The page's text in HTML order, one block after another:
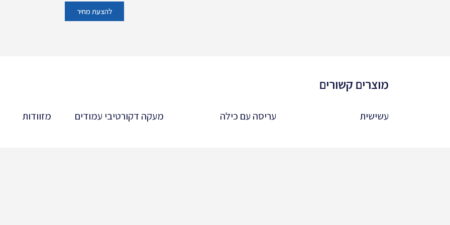
להצעת מחיר
מוצרים קשורים
עשישית עריסה עם כילה מעקה דקורטיבי עמודים מזוודות